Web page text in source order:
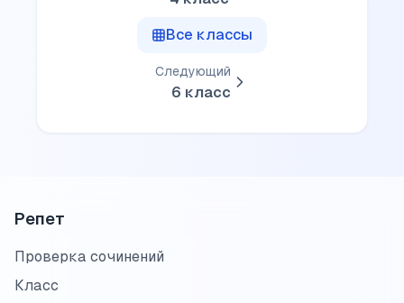
Все классы
Следующий
6 класс
Репет
Проверка сочинений
Класс